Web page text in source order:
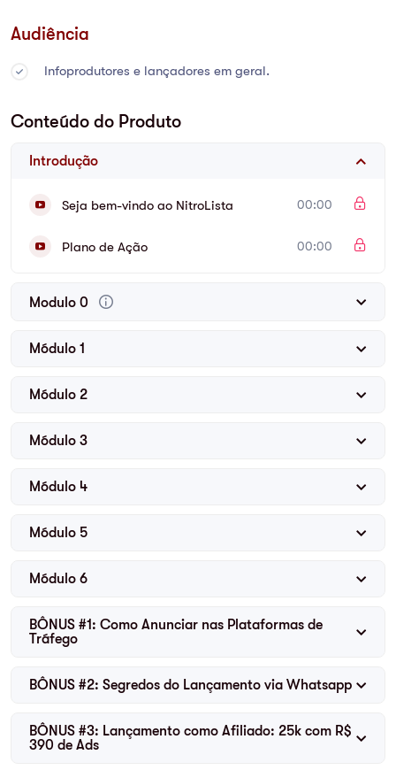
Audiência
Infoprodutores e lançadores em geral.
Conteúdo do Produto
Introdução
Seja bem-vindo ao NitroLista 00:00
Plano de Ação 00:00
Modulo 0
Módulo 1
Módulo 2
Módulo 3
Módulo 4
Módulo 5
Módulo 6
BÔNUS #1: Como Anunciar nas Plataformas de
Tráfego
BÔNUS #2: Segredos do Lançamento via Whatsapp
BÔNUS #3: Lançamento como Afiliado: 25k com R$
390 de Ads